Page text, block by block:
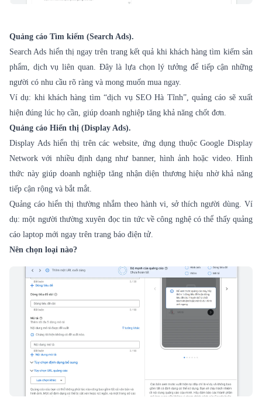
Quảng cáo Tìm kiếm (Search Ads).
Search Ads hiển thị ngay trên trang kết quả khi khách hàng tìm kiếm sản
phẩm, dịch vụ liên quan. Đây là lựa chọn lý tưởng để tiếp cận những
người có nhu cầu rõ ràng và mong muốn mua ngay.
Ví dụ: khi khách hàng tìm “dịch vụ SEO Hà Tĩnh”, quảng cáo sẽ xuất
hiện đúng lúc họ cần, giúp doanh nghiệp tăng khả năng chốt đơn.
Quảng cáo Hiển thị (Display Ads).
Display Ads hiển thị trên các website, ứng dụng thuộc Google Display
Network với nhiều định dạng như banner, hình ảnh hoặc video. Hình
thức này giúp doanh nghiệp tăng nhận diện thương hiệu nhờ khả năng
tiếp cận rộng và bắt mắt.
Quảng cáo hiển thị thường nhắm theo hành vi, sở thích người dùng. Ví
dụ: một người thường xuyên đọc tin tức về công nghệ có thể thấy quảng
cáo laptop mới ngay trên trang báo điện tử.
Nên chọn loại nào?